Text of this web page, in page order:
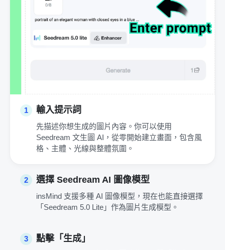
1 輸入提示詞
先描述你想生成的圖片內容。你可以使用
Seedream 文生圖 AI，從零開始建立畫面，包含風
格、主體、光線與整體氛圍。
2 選擇 Seedream AI 圖像模型
insMind 支援多種 AI 圖像模型，現在也能直接選擇
「Seedream 5.0 Lite」作為圖片生成模型。
3 點擊「生成」